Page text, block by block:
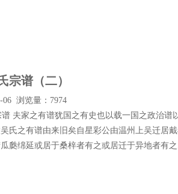
宗谱（二）
06 浏览量：7974
夫家之有谱犹国之有史也以载一国之政治谱
氏之有谱由来旧矣自星彩公由温州上吴迁居
瓞绵延或居于桑梓者有之或居迁于异地者有之